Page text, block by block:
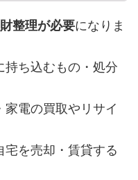
整理が必要になりま
持ち込むもの・処分
家電の買取やリサイ
宅を売却・賃貸する